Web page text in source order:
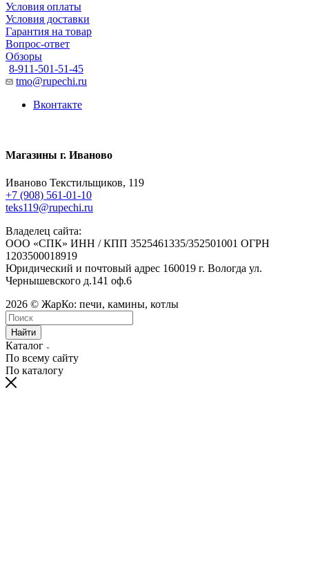
Условия оплаты
Условия доставки
Гарантия на товар
Вопрос-ответ
Обзоры
8-911-501-51-45
tmo@rupechi.ru
Вконтакте
Магазины г. Иваново
Иваново Текстильщиков, 119
+7 (908) 561-01-10
teks119@rupechi.ru
Владелец сайта:
ООО «СПК» ИНН / КПП 3525461335/352501001 ОГРН
1203500018919
Юридический и почтовый адрес 160019 г. Вологда ул.
Чернышевского д.141 оф.6
2026 © ЖарКо: печи, камины, котлы
Найти
Каталог
По всему сайту
По каталогу